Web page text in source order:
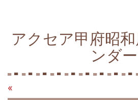
アクセア甲府昭
ンダー
«